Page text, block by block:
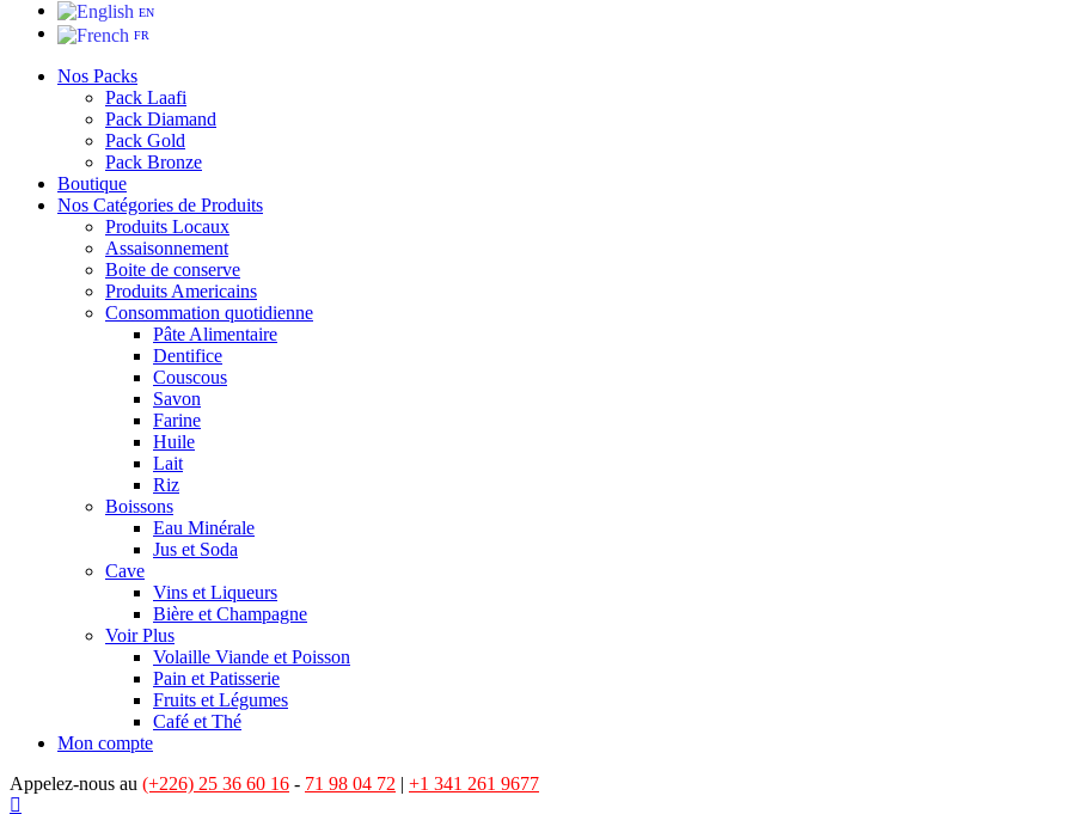
EN
FR
Nos Packs
Pack Laafi
Pack Diamand
Pack Gold
Pack Bronze
Boutique
Nos Catégories de Produits
Produits Locaux
Assaisonnement
Boite de conserve
Produits Americains
Consommation quotidienne
Pâte Alimentaire
Dentifice
Couscous
Savon
Farine
Huile
Lait
Riz
Boissons
Eau Minérale
Jus et Soda
Cave
Vins et Liqueurs
Bière et Champagne
Voir Plus
Volaille Viande et Poisson
Pain et Patisserie
Fruits et Légumes
Café et Thé
Mon compte
Appelez-nous au (+226) 25 36 60 16 - 71 98 04 72 | +1 341 261 9677